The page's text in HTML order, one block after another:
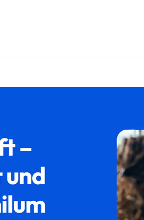
in Sprockhövel.